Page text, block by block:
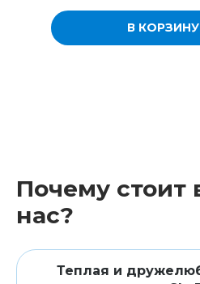
В КОРЗИНУ
Почему стоит
нас?
Теплая и